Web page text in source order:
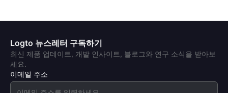
Logto 뉴스레터 구독하기
최신 제품 업데이트, 개발 인사이트, 블로그와 연구 소식을 받아보
세요.
이메일 주소